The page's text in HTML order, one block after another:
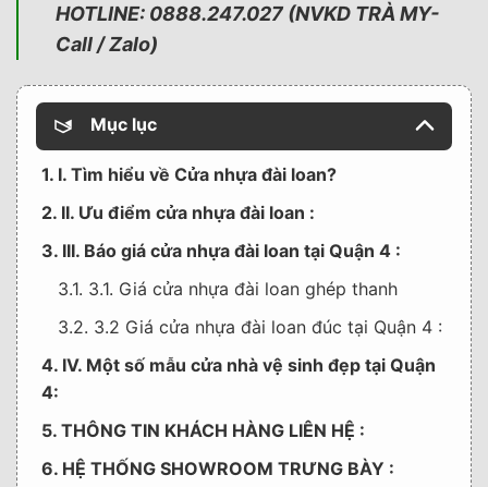
HOTLINE: 0888.247.027 (NVKD TRÀ MY-
Call / Zalo)
Mục lục
1. I. Tìm hiểu về Cửa nhựa đài loan?
2. II. Ưu điểm cửa nhựa đài loan :
3. III. Báo giá cửa nhựa đài loan tại Quận 4 :
3.1. 3.1. Giá cửa nhựa đài loan ghép thanh
3.2. 3.2 Giá cửa nhựa đài loan đúc tại Quận 4 :
4. IV. Một số mẫu cửa nhà vệ sinh đẹp tại Quận
4:
5. THÔNG TIN KHÁCH HÀNG LIÊN HỆ :
6. HỆ THỐNG SHOWROOM TRƯNG BÀY :